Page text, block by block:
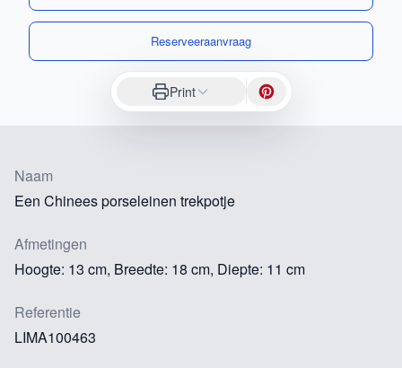
Reserveeraanvraag
Print
Naam
Een Chinees porseleinen trekpotje
Afmetingen
Hoogte: 13 cm, Breedte: 18 cm, Diepte: 11 cm
Referentie
LIMA100463